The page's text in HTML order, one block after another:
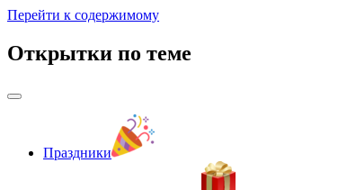
Перейти к содержимому
Открытки по теме
Праздники